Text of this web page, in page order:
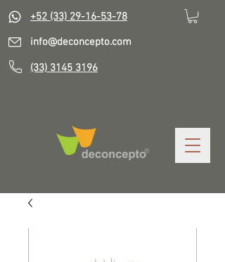
+52 (33) 29-16-53-78
info@deconcepto.com
(33) 3145 3196